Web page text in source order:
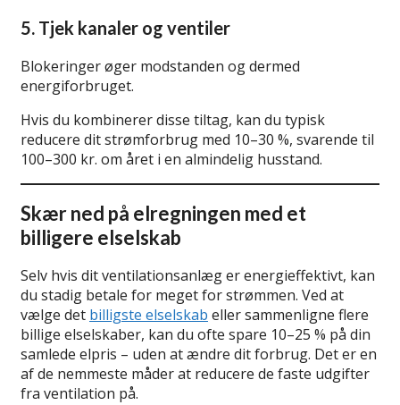
5. Tjek kanaler og ventiler
Blokeringer øger modstanden og dermed
energiforbruget.
Hvis du kombinerer disse tiltag, kan du typisk
reducere dit strømforbrug med 10–30 %, svarende til
100–300 kr. om året i en almindelig husstand.
Skær ned på elregningen med et
billigere elselskab
Selv hvis dit ventilationsanlæg er energieffektivt, kan
du stadig betale for meget for strømmen. Ved at
vælge det billigste elselskab eller sammenligne flere
billige elselskaber, kan du ofte spare 10–25 % på din
samlede elpris – uden at ændre dit forbrug. Det er en
af de nemmeste måder at reducere de faste udgifter
fra ventilation på.